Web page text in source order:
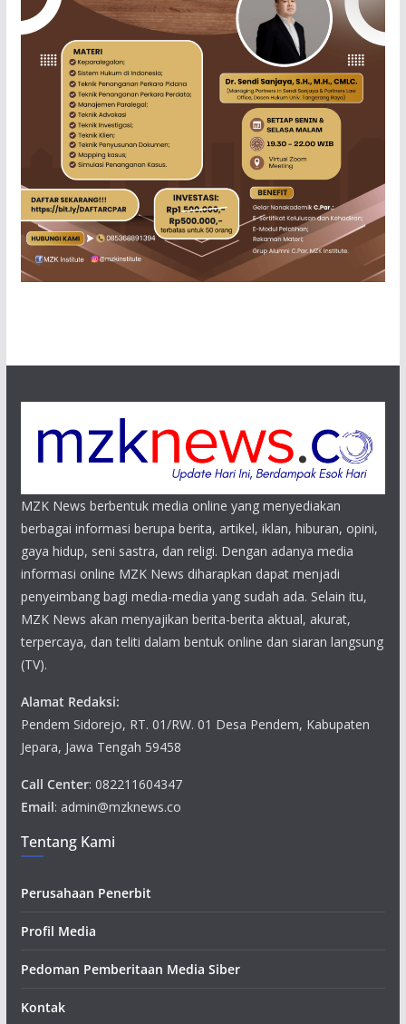
MZK News berbentuk media online yang menyediakan
berbagai informasi berupa berita, artikel, iklan, hiburan, opini,
gaya hidup, seni sastra, dan religi. Dengan adanya media
informasi online MZK News diharapkan dapat menjadi
penyeimbang bagi media-media yang sudah ada. Selain itu,
MZK News akan menyajikan berita-berita aktual, akurat,
terpercaya, dan teliti dalam bentuk online dan siaran langsung
(TV).
Alamat Redaksi:
Pendem Sidorejo, RT. 01/RW. 01 Desa Pendem, Kabupaten
Jepara, Jawa Tengah 59458
Call Center: 082211604347
Email: admin@mzknews.co
Tentang Kami
Perusahaan Penerbit
Profil Media
Pedoman Pemberitaan Media Siber
Kontak